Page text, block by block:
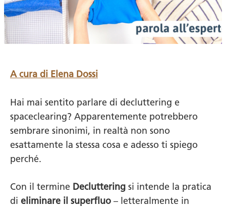
A cura di Elena Dossi
Hai mai sentito parlare di decluttering e
spaceclearing? Apparentemente potrebbero
sembrare sinonimi, in realtà non sono
esattamente la stessa cosa e adesso ti spiego
perché.
Con il termine Decluttering si intende la pratica
di eliminare il superfluo – letteralmente in